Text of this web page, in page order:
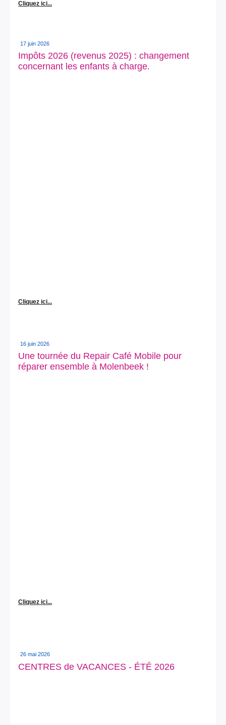
Cliquez ici...
17 juin 2026
Impôts 2026 (revenus 2025) : changement
concernant les enfants à charge.
Cliquez ici...
16 juin 2026
Une tournée du Repair Café Mobile pour
réparer ensemble à Molenbeek !
Cliquez ici...
26 mai 2026
CENTRES de VACANCES - ÉTÉ 2026